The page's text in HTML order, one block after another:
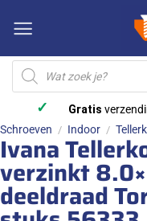
naar
inhoud
Producten
zoeken
✓ Gratis
Schroeven / Indoor /
Ivana
verzinkt
deeldraad